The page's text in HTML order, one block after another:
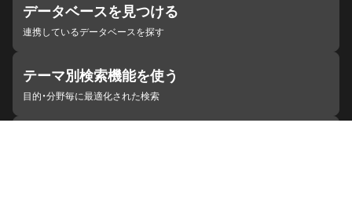
データベースを見つける
連携しているデータベースを探す
テーマ別検索機能を使う
目的・分野毎に最適化された検索